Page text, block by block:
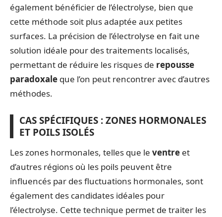
également bénéficier de l’électrolyse, bien que
cette méthode soit plus adaptée aux petites
surfaces. La précision de l’électrolyse en fait une
solution idéale pour des traitements localisés,
permettant de réduire les risques de repousse
paradoxale que l’on peut rencontrer avec d’autres
méthodes.
CAS SPÉCIFIQUES : ZONES HORMONALES
ET POILS ISOLÉS
Les zones hormonales, telles que le ventre et
d’autres régions où les poils peuvent être
influencés par des fluctuations hormonales, sont
également des candidates idéales pour
l’électrolyse. Cette technique permet de traiter les